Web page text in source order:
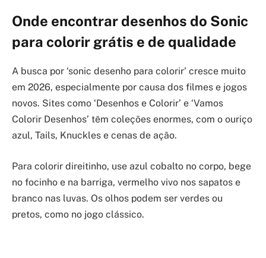
Onde encontrar desenhos do Sonic
para colorir grátis e de qualidade
A busca por ‘sonic desenho para colorir’ cresce muito
em 2026, especialmente por causa dos filmes e jogos
novos. Sites como ‘Desenhos e Colorir’ e ‘Vamos
Colorir Desenhos’ têm coleções enormes, com o ouriço
azul, Tails, Knuckles e cenas de ação.
Para colorir direitinho, use azul cobalto no corpo, bege
no focinho e na barriga, vermelho vivo nos sapatos e
branco nas luvas. Os olhos podem ser verdes ou
pretos, como no jogo clássico.